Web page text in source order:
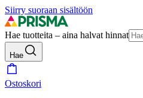
Siirry suoraan sisältöön
Hae tuotteita – aina halvat hinnat
Hae
Ostoskori